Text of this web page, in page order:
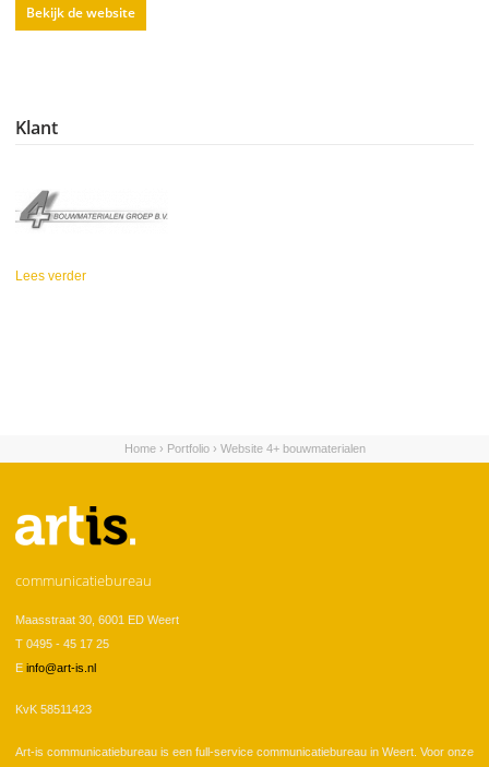
Bekijk de website
Klant
Lees verder
U bent hier
Home› Portfolio› Website 4+ bouwmaterialen
communicatiebureau
Maasstraat 30, 6001 ED Weert
T 0495 - 45 17 25
E info@art-is.nl
KvK 58511423
Art-is communicatiebureau is een full-service communicatiebureau in Weert. Voor onze